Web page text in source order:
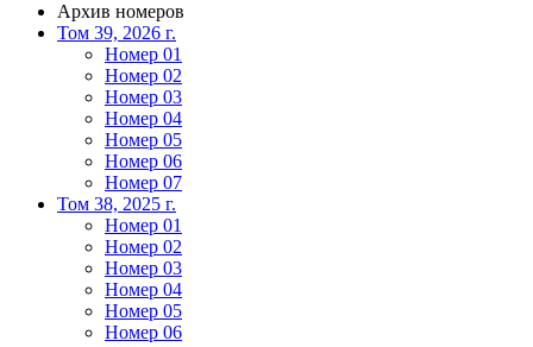
Архив номеров
Том 39, 2026 г.
Номер 01
Номер 02
Номер 03
Номер 04
Номер 05
Номер 06
Номер 07
Том 38, 2025 г.
Номер 01
Номер 02
Номер 03
Номер 04
Номер 05
Номер 06